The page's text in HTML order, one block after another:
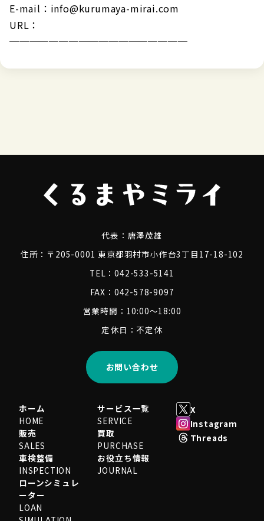
E-mail：info@kurumaya-mirai.com
URL：
──────────────────
代表： 唐澤茂雄
住所：〒205-0001 東京都羽村市小作台3丁目17-18-102
TEL：042-533-5141
FAX：042-578-9097
営業時間：10:00～18:00
定休日：不定休
お問い合わせ
ホーム
HOME
販売
SALES
車検整備
INSPECTION
ローンシミュレ
ーター
LOAN
サービス一覧
SERVICE
買取
PURCHASE
お役立ち情報
JOURNAL
X
Instagram
Threads